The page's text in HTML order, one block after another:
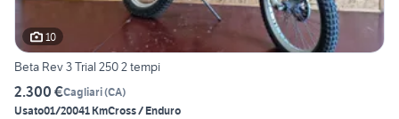
10
Beta Rev 3 Trial 250 2 tempi
2.300 €Cagliari(CA)
Usato01/20041 KmCross / Enduro